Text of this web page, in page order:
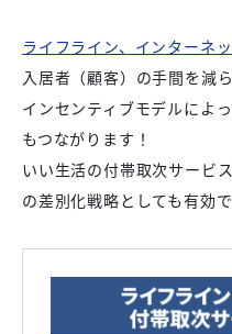
ライフライン、インターネ
入居者（顧客）の手間を減
インセンティブモデルによ
もつながります！
いい生活の付帯取次サービ
の差別化戦略としても有効で